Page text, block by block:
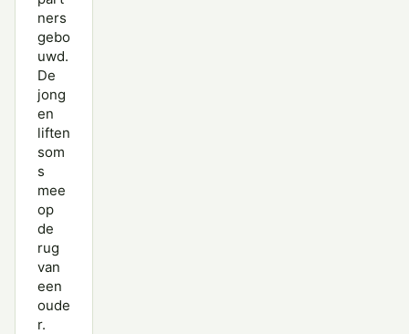
ners
gebo
uwd.
De
jong
en
liften
som
s
mee
op
de
rug
van
een
oude
r.